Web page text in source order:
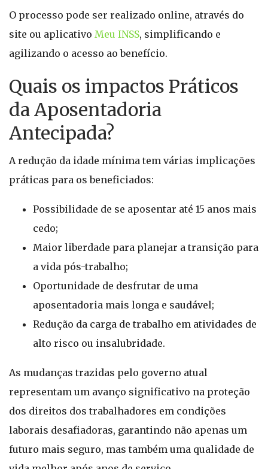
O processo pode ser realizado online, através do
site ou aplicativo Meu INSS, simplificando e
agilizando o acesso ao benefício.
Quais os impactos Práticos
da Aposentadoria
Antecipada?
A redução da idade mínima tem várias implicações
práticas para os beneficiados:
Possibilidade de se aposentar até 15 anos mais
cedo;
Maior liberdade para planejar a transição para
a vida pós-trabalho;
Oportunidade de desfrutar de uma
aposentadoria mais longa e saudável;
Redução da carga de trabalho em atividades de
alto risco ou insalubridade.
As mudanças trazidas pelo governo atual
representam um avanço significativo na proteção
dos direitos dos trabalhadores em condições
laborais desafiadoras, garantindo não apenas um
futuro mais seguro, mas também uma qualidade de